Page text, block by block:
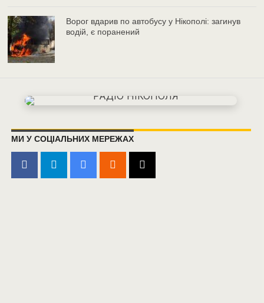
Ворог вдарив по автобусу у Нікополі: загинув
водій, є поранений
МИ У СОЦІАЛЬНИХ МЕРЕЖАХ